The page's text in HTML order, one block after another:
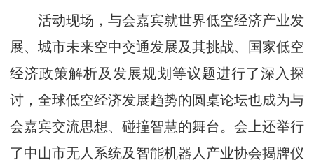
活动现场，与会嘉宾就世界低空经济产业发
展、城市未来空中交通发展及其挑战、国家低空
经济政策解析及发展规划等议题进行了深入探
讨，全球低空经济发展趋势的圆桌论坛也成为与
会嘉宾交流思想、碰撞智慧的舞台。会上还举行
了中山市无人系统及智能机器人产业协会揭牌仪